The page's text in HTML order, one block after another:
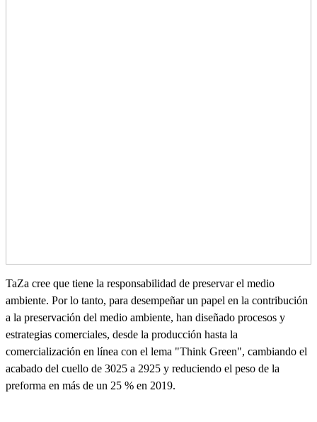
TaZa cree que tiene la responsabilidad de preservar el medio
ambiente. Por lo tanto, para desempeñar un papel en la contribución
a la preservación del medio ambiente, han diseñado procesos y
estrategias comerciales, desde la producción hasta la
comercialización en línea con el lema "Think Green", cambiando el
acabado del cuello de 3025 a 2925 y reduciendo el peso de la
preforma en más de un 25 % en 2019.